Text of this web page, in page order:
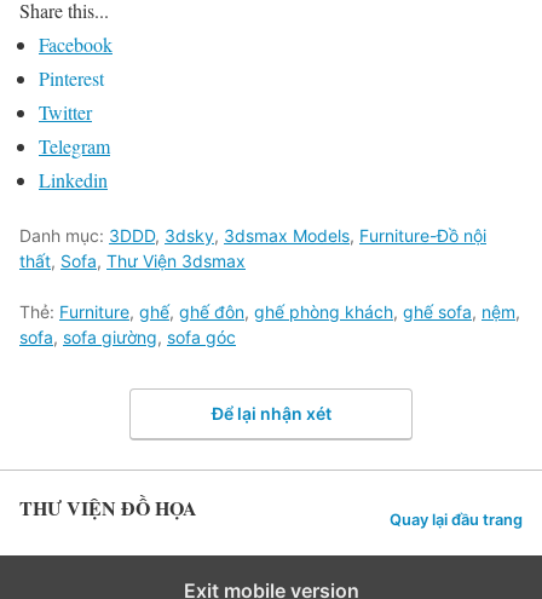
Share this...
Facebook
Pinterest
Twitter
Telegram
Linkedin
Danh mục: 3DDD, 3dsky, 3dsmax Models, Furniture-Đồ nội
thất, Sofa, Thư Viện 3dsmax
Thẻ: Furniture, ghế, ghế đôn, ghế phòng khách, ghế sofa, nệm,
sofa, sofa giường, sofa góc
Để lại nhận xét
THƯ VIỆN ĐỒ HỌA Quay lại đầu trang
Exit mobile version